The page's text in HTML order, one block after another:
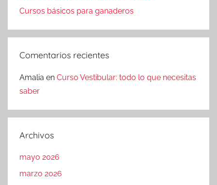
Cursos básicos para ganaderos
Comentarios recientes
Amalia en Curso Vestibular: todo lo que necesitas
saber
Archivos
mayo 2026
marzo 2026